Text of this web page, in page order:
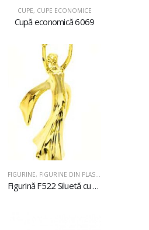
CUPE, CUPE ECONOMICE
Cupă economică 6069
FIGURINE, FIGURINE DIN PLASTIC
Figurină F522 Siluetă cu stea